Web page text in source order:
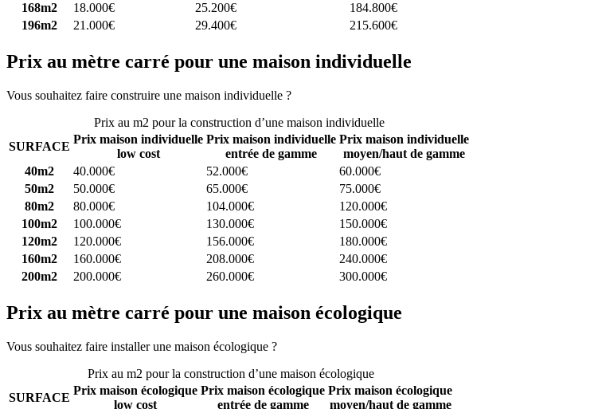
168m2
18.000€ 25.200€
184.800€
196m2
21.000€ 29.400€ 215.600€
Prix au mètre carré pour une maison individuelle
Vous souhaitez faire construire une maison individuelle ?
Prix au m2 pour la construction d’une maison individuelle
SURFACE
Prix maison individuelle
low cost
Prix maison individuelle
entrée de gamme
Prix maison individuelle
moyen/haut de gamme
40m2
40.000€ 52.000€
60.000€
50m2
50.000€ 65.000€
75.000€
80m2
80.000€ 104.000€
120.000€
100m2
100.000€ 130.000€
150.000€
120m2
120.000€ 156.000€
180.000€
160m2
160.000€ 208.000€
240.000€
200m2
200.000€ 260.000€ 300.000€
Prix au mètre carré pour une maison écologique
Vous souhaitez faire installer une maison écologique ?
Prix au m2 pour la construction d’une maison écologique
SURFACE
Prix maison écologique
low cost
Prix maison écologique
entrée de gamme
Prix maison écologique
moyen/haut de gamme